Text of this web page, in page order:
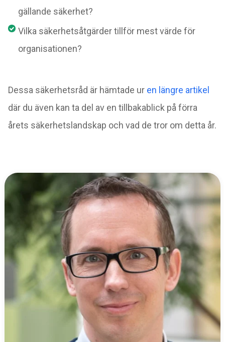
gällande säkerhet?
Vilka säkerhetsåtgärder tillför mest värde för
organisationen?
Dessa säkerhetsråd är hämtade ur en längre artikel
där du även kan ta del av en tillbakablick på förra
årets säkerhetslandskap och vad de tror om detta år.